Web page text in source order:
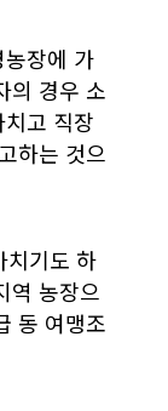
장에 가
의 경우 소
고 직장
하는 것으
치기도 하
역 농장으
동 여맹조